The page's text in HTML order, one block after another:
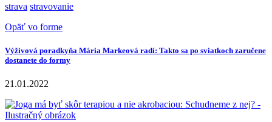
strava stravovanie
Opäť vo forme
Výživová poradkyňa Mária Markeová radí: Takto sa po sviatkoch zaručene
dostanete do formy
21.01.2022